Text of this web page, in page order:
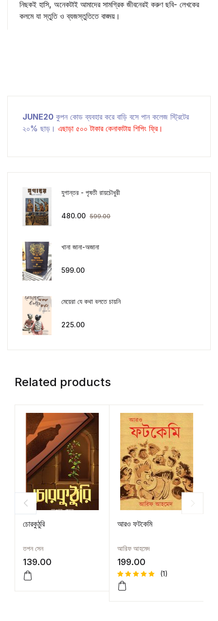
নিছকই হাসি, অনেকটাই আমাদের সামগ্রিক জীবনেরই করুণ ছবি- লেখকের
কলমে যা স্তুতি ও ব্যজস্তুতিতে বাঙ্ময়।
JUNE20 কুপন কোড ব্যবহার করে বাড়ি বসে পান কলেজ স্ট্রিটের
২০% ছাড়। এছাড়া ৫০০ টাকার কেনাকাটায় শিপিং ফ্রি।
যুগান্তর - পৃষতী রায়চৌধুরী
480.00 599.00
খানা জানা-অজানা
599.00
মেয়েরা যে কথা বলতে চায়নি
225.00
Related products
চোরকুঠুরি
তপন সেন
139.00
আরও ফটকেমি
আরিফ আহমেদ
199.00
Rated
of 5
1
(1)